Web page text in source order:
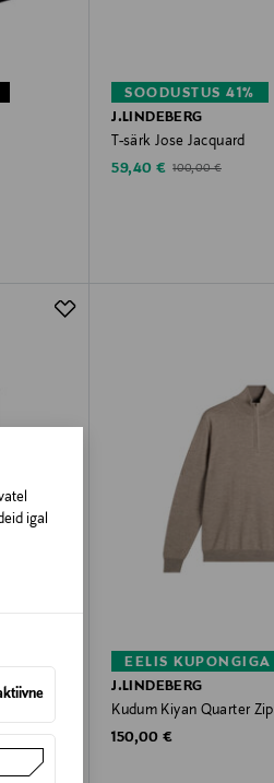
igal
SOODUSTUS 41%
J.LINDEBERG
T-särk Jose Jacquard
Discounted Price
59,40 € Original Price
100,00 €
EELIS KUPONGIGA
J.LINDEBERG
Kudum Kiyan Quarter Zip
Original Price
150,00 €